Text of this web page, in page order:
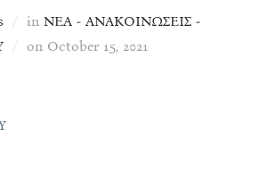
in ΝΕΑ - ΑΝΑΚΟΙΝΩΣΕΙΣ -
on Posted
October 15, 2021